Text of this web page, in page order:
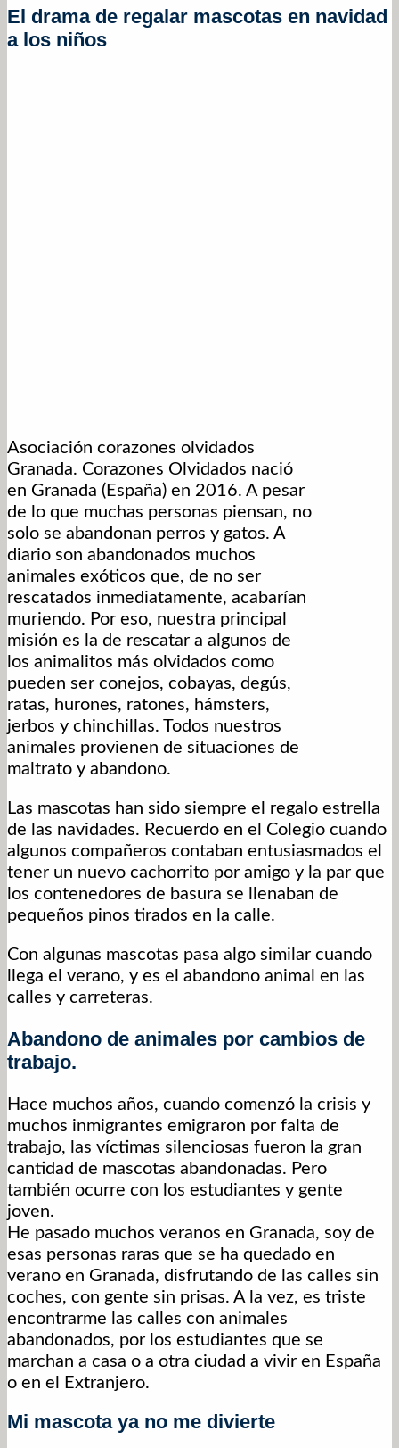
El drama de regalar mascotas en navidad
a los niños
Asociación corazones olvidados
Granada. Corazones Olvidados nació
en Granada (España) en 2016. A pesar
de lo que muchas personas piensan, no
solo se abandonan perros y gatos. A
diario son abandonados muchos
animales exóticos que, de no ser
rescatados inmediatamente, acabarían
muriendo. Por eso, nuestra principal
misión es la de rescatar a algunos de
los animalitos más olvidados como
pueden ser conejos, cobayas, degús,
ratas, hurones, ratones, hámsters,
jerbos y chinchillas. Todos nuestros
animales provienen de situaciones de
maltrato y abandono.
Las mascotas han sido siempre el regalo estrella
de las navidades. Recuerdo en el Colegio cuando
algunos compañeros contaban entusiasmados el
tener un nuevo cachorrito por amigo y la par que
los contenedores de basura se llenaban de
pequeños pinos tirados en la calle.
Con algunas mascotas pasa algo similar cuando
llega el verano, y es el abandono animal en las
calles y carreteras.
Abandono de animales por cambios de
trabajo.
Hace muchos años, cuando comenzó la crisis y
muchos inmigrantes emigraron por falta de
trabajo, las víctimas silenciosas fueron la gran
cantidad de mascotas abandonadas. Pero
también ocurre con los estudiantes y gente
joven.
He pasado muchos veranos en Granada, soy de
esas personas raras que se ha quedado en
verano en Granada, disfrutando de las calles sin
coches, con gente sin prisas. A la vez, es triste
encontrarme las calles con animales
abandonados, por los estudiantes que se
marchan a casa o a otra ciudad a vivir en España
o en el Extranjero.
Mi mascota ya no me divierte